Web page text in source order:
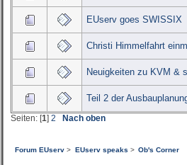
EUserv goes SWISSIX
Christi Himmelfahrt
Neuigkeiten zu KVM &
Teil 2 der
Seiten: [1] 2 Nach oben
Forum EUserv > EUserv speaks > Ob's Corner